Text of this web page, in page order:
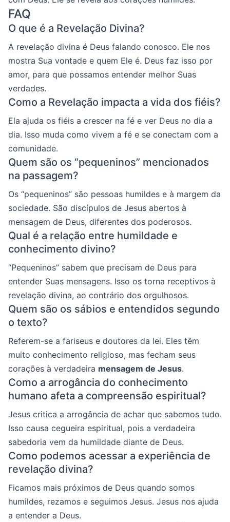
FAQ
O que é a Revelação Divina?
A revelação divina é Deus falando conosco. Ele nos
mostra Sua vontade e quem Ele é. Deus faz isso por
amor, para que possamos entender melhor Suas
verdades.
Como a Revelação impacta a vida dos fiéis?
Ela ajuda os fiéis a crescer na fé e ver Deus no dia a
dia. Isso muda como vivem a fé e se conectam com a
comunidade.
Quem são os “pequeninos” mencionados
na passagem?
Os “pequeninos” são pessoas humildes e à margem da
sociedade. São discípulos de Jesus abertos à
mensagem de Deus, diferentes dos poderosos.
Qual é a relação entre humildade e
conhecimento divino?
“Pequeninos” sabem que precisam de Deus para
entender Suas mensagens. Isso os torna receptivos à
revelação divina, ao contrário dos orgulhosos.
Quem são os sábios e entendidos segundo
o texto?
Referem-se a fariseus e doutores da lei. Eles têm
muito conhecimento religioso, mas fecham seus
corações à verdadeira mensagem de Jesus.
Como a arrogância do conhecimento
humano afeta a compreensão espiritual?
Jesus critica a arrogância de achar que sabemos tudo.
Isso causa cegueira espiritual, pois a verdadeira
sabedoria vem da humildade diante de Deus.
Como podemos acessar a experiência de
revelação divina?
Ficamos mais próximos de Deus quando somos
humildes, rezamos e seguimos Jesus. Jesus nos ajuda
a entender a Deus.